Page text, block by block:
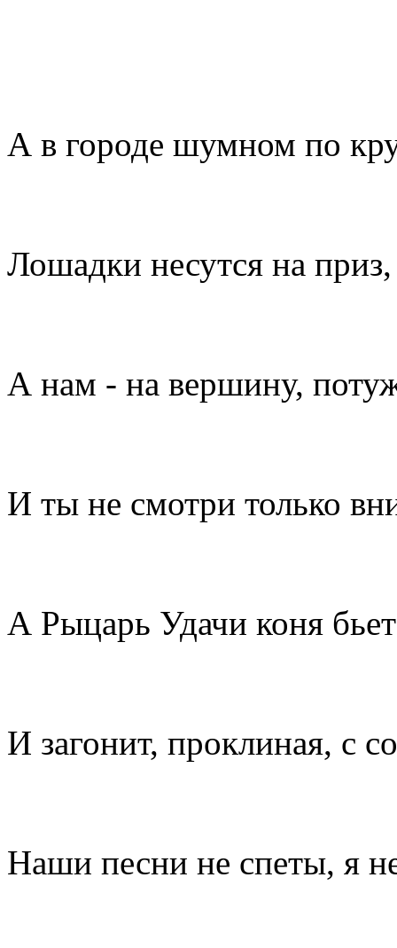
А в городе шумном по
Лошадки несутся на приз,
А нам - на вершину,
И ты не смотри только
А Рыцарь Удачи коня
И загонит, проклиная, с
Наши песни не спеты, я